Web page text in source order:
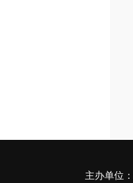
主办单位：